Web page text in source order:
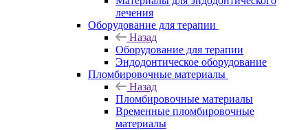
лечения
Оборудование для терапии
Назад
Оборудование для терапии
Эндодонтическое оборудование
Пломбировочные материалы
Назад
Пломбировочные материалы
Временные пломбировочные
материалы